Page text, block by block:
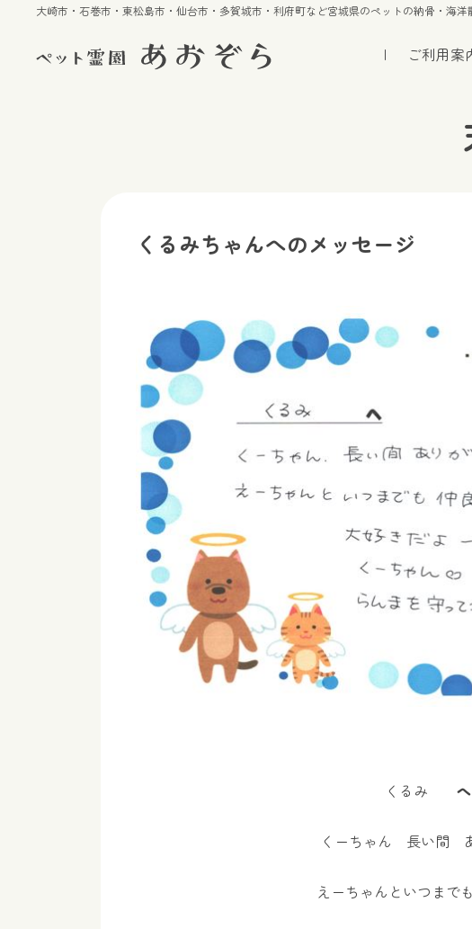
大崎市・石巻市・東松島市・仙台市・多賀城市・利府町など宮城県のペットの納骨・海洋
ご利用案
くるみちゃんへのメッセージ
くるみ へ
くーちゃん 長い間
えーちゃんといつまで